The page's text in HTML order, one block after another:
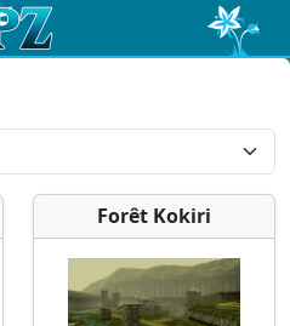
Forêt Kokiri